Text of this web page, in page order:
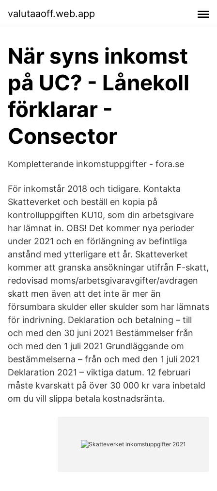
valutaaoff.web.app
När syns inkomst
på UC? - Lånekoll
förklarar -
Consector
Kompletterande inkomstuppgifter - fora.se
För inkomstår 2018 och tidigare. Kontakta
Skatteverket och beställ en kopia på
kontrolluppgiften KU10, som din arbetsgivare
har lämnat in. OBS! Det kommer nya perioder
under 2021 och en förlängning av befintliga
anstånd med ytterligare ett år. Skatteverket
kommer att granska ansökningar utifrån F-skatt,
redovisad moms/arbetsgivaravgifter/avdragen
skatt men även att det inte är mer än
försumbara skulder eller skulder som har lämnats
för indrivning. Deklaration och betalning – till
och med den 30 juni 2021 Bestämmelser från
och med den 1 juli 2021 Grundläggande om
bestämmelserna – från och med den 1 juli 2021
Deklaration 2021 – viktiga datum. 12 februari
måste kvarskatt på över 30 000 kr vara inbetald
om du vill slippa betala kostnadsränta.